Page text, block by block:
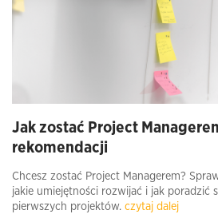
Jak zostać Project
rekomendacji
Chcesz zostać Project Managerem?
jakie umiejętności rozwijać i jak poradzić
pierwszych projektów. czytaj dalej